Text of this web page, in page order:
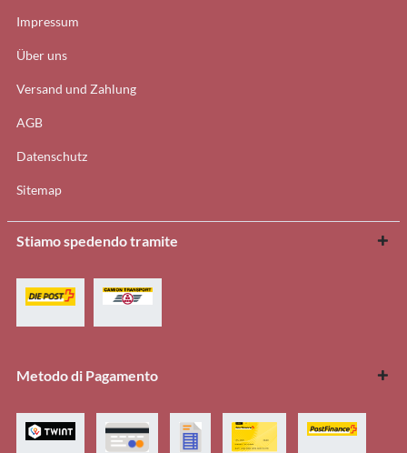
Impressum
Über uns
Versand und Zahlung
AGB
Datenschutz
Sitemap
Stiamo spedendo tramite
Metodo di Pagamento